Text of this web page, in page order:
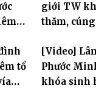
giới TW
thăm,
mùa an cư
tổ
[Video]
Phước
khóa sinh